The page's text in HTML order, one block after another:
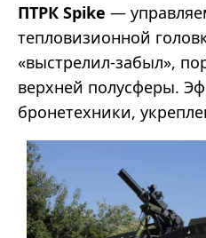
ПТРК Spike —
тепловизионной
«выстрелил-забыл»,
верхней полусферы.
бронетехники,